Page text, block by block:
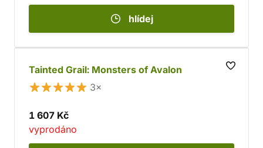
hlídej
Tainted Grail: Monsters of Avalon
3×
1 607 Kč
vyprodáno